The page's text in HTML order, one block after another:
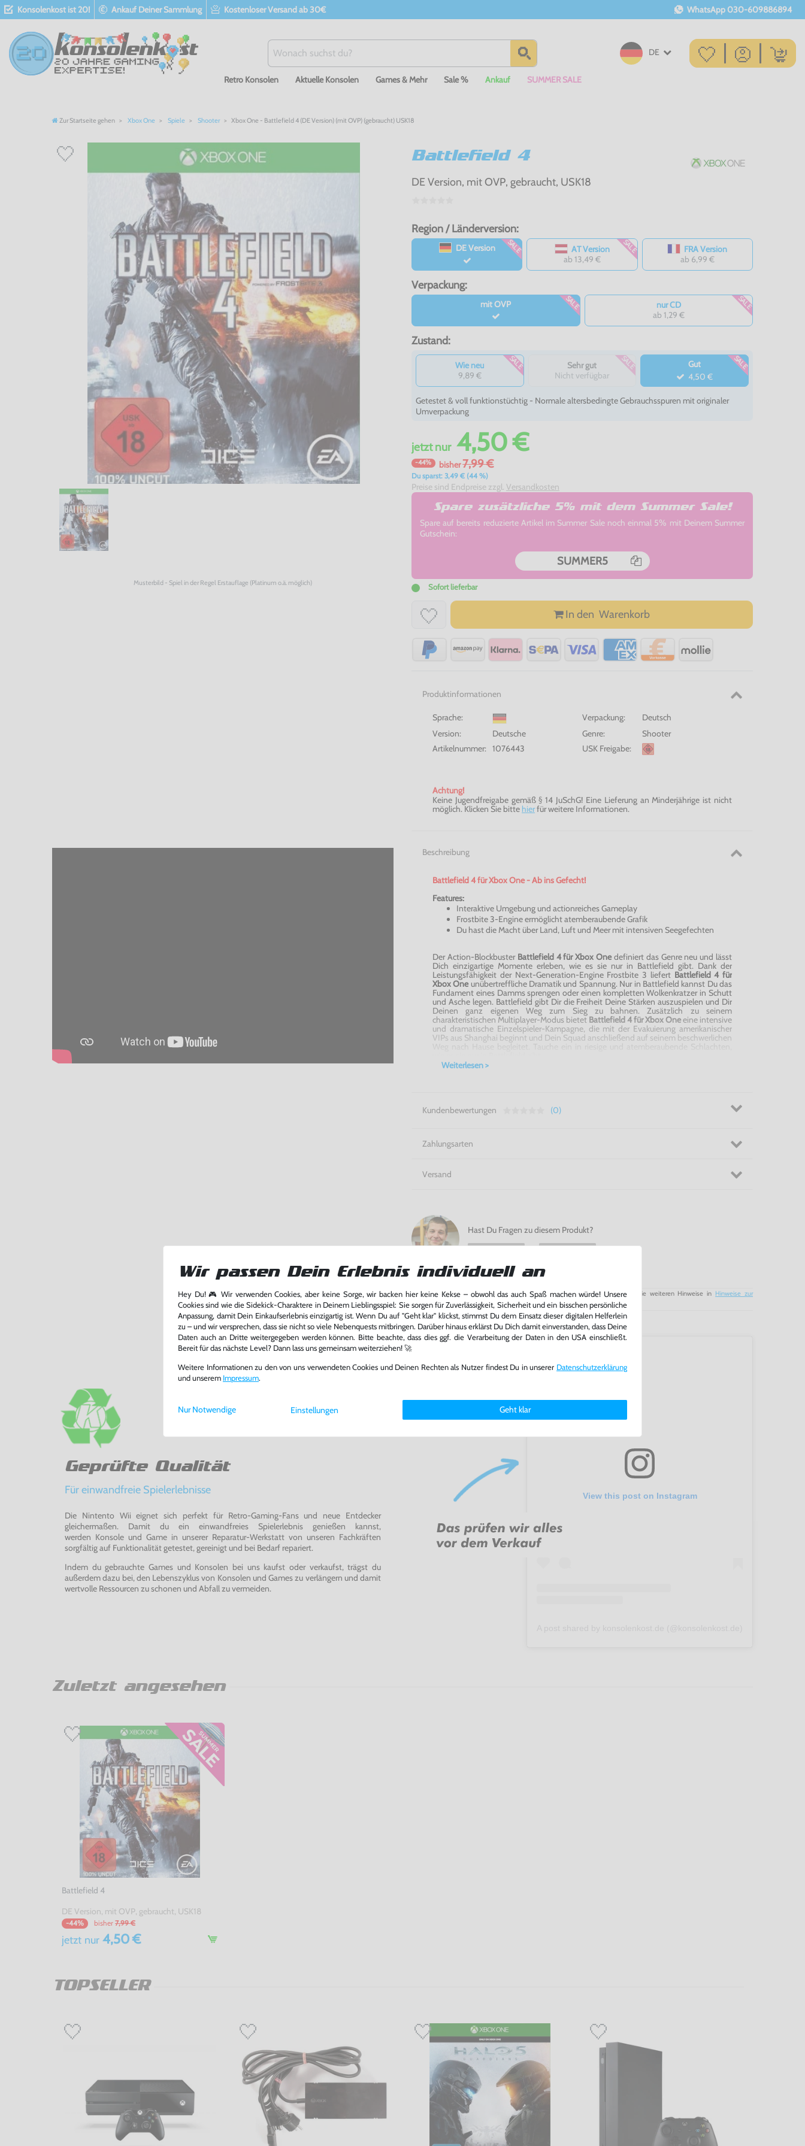
Konsolenkost ist 20! Ankauf Deiner Sammlung Kostenloser Versand ab 30€ WhatsApp 030-609886894
DE
Retro Konsolen Aktuelle Konsolen Games & Mehr Sale % Ankauf SUMMER SALE
Zur Startseite gehen Xbox One Spiele Shooter Xbox One - Battlefield 4 (DE Version) (mit OVP) (gebraucht) USK18
Musterbild - Spiel in der Regel Erstauflage (Platinum o.ä. möglich)
Battlefield 4
DE Version, mit OVP, gebraucht, USK18
Region / Länderversion:
DE Version SALE
AT Version
ab 13,49 €
SALE
FRA Version
ab 6,99 €
Verpackung:
mit OVP SALE
nur CD
ab 1,29 €
SALE
Zustand:
Wie neu
9,89 €
SALE
Sehr gut
Nicht verfügbar
SALE
Gut
4,50 €
SALE
Getestet & voll funktionstüchtig - Normale altersbedingte Gebrauchsspuren mit originaler
Umverpackung
jetztnur4,50 €
-44% bisher7,99 €
Du sparst: 3,49 € (44 %)
Preise sind Endpreise zzgl. Versandkosten
Spare zusätzliche 5% mit dem Summer Sale!
Spare auf bereits reduzierte Artikel im Summer Sale noch einmal 5% mit Deinem Summer
Gutschein:
SUMMER5
Sofort lieferbar
In den Warenkorb
Produktinformationen
Sprache: Verpackung:
Deutsch
Version:
Deutsche Genre:
Shooter
Artikelnummer:
1076443 USK Freigabe:
Achtung!
Keine Jugendfreigabe gemäß § 14 JuSchG! Eine Lieferung an Minderjährige ist nicht
möglich. Klicken Sie bitte hierfür weitere Informationen.
Beschreibung
Battlefield 4 für Xbox One - Ab ins Gefecht!
Features:
Interaktive Umgebung und actionreiches Gameplay
Frostbite 3-Engineermöglicht atemberaubende Grafik
Du hast die Macht über Land, Luft und Meer mit intensiven Seegefechten
Der Action-Blockbuster Battlefield 4 für Xbox Onedefiniert das Genre neu und lässt
Dich einzigartige Momente erleben, wie es sie nur in Battlefield gibt. Dank der
Leistungsfähigkeit der Next-Generation-Engine Frostbite 3 liefert Battlefield 4 für
Xbox One unübertreffliche Dramatik und Spannung. Nur in Battlefield kannst Du das
Fundament eines Damms sprengen oder einen kompletten Wolkenkratzer in Schutt
und Asche legen. Battlefield gibt Dir die Freiheit Deine Stärken auszuspielen und Dir
Deinen ganz eigenen Weg zum Sieg zu bahnen. Zusätzlich zu seinem
charakteristischen Multiplayer-Modus bietet Battlefield 4 für Xbox Oneeine intensive
und dramatische Einzelspieler-Kampagne, die mit der Evakuierung amerikanischer
VIPs aus Shanghai beginnt und Dein Squad anschließend auf seinem beschwerlichen
Weiterlesen >
Kundenbewertungen (0)
Zahlungsarten
Versand
Hast Du Fragen zu diesem Produkt?
Bitte beachte unsere Rücknahmeverpflichtung für Batterien / Akkus sowie die weiteren Hinweise in Hinweise zur
Batterieentsorgung
Geprüfte Qualität
Für einwandfreie Spielerlebnisse
Die Nintento Wii eignet sich perfekt für Retro-Gaming-Fans und neue Entdecker
gleichermaßen. Damit du ein einwandfreies Spielerlebnis genießen kannst,
werden Konsole und Game in unserer Reparatur-Werkstatt von unseren Fachkräften
sorgfältig auf Funktionalität getestet, gereinigt und bei Bedarf repariert.
Indem du gebrauchte Games und Konsolen bei uns kaufst oder verkaufst, trägst du
außerdem dazu bei, den Lebenszyklus von Konsolen und Games zu verlängern und damit
wertvolle Ressourcen zu schonen und Abfall zu vermeiden.
View this post on Instagram
Zuletzt angesehen
Battlefield 4
DE Version, mit OVP, gebraucht, USK18
-44% bisher 7,99 €
jetzt nur 4,50 €
TOPSELLER
Wir passen Dein Erlebnis individuell an
Hey Du! 🎮 Wir verwenden Cookies, aber keine Sorge, wir backen hier keine Kekse – obwohl das auch Spaß machen würde! Unsere
Cookies sind wie die Sidekick-Charaktere in Deinem Lieblingsspiel: Sie sorgen für Zuverlässigkeit, Sicherheit und ein bisschen persönliche
Anpassung, damit Dein Einkaufserlebnis einzigartig ist. Wenn Du auf "Geht klar" klickst, stimmst Du dem Einsatz dieser digitalen Helferlein
zu – und wir versprechen, dass sie nicht so viele Nebenquests mitbringen. Darüber hinaus erklärst Du Dich damit einverstanden, dass Deine
Daten auch an Dritte weitergegeben werden können. Bitte beachte, dass dies ggf. die Verarbeitung der Daten in den USA einschließt.
Bereit für das nächste Level? Dann lass uns gemeinsam weiterziehen! 🚀
Weitere Informationen zu den von uns verwendeten Cookies und Deinen Rechten als Nutzer findest Du in unserer Daten­schutz­erklärung
und unserem Impressum.
Einstellungen Geht klar
Nur Notwendige